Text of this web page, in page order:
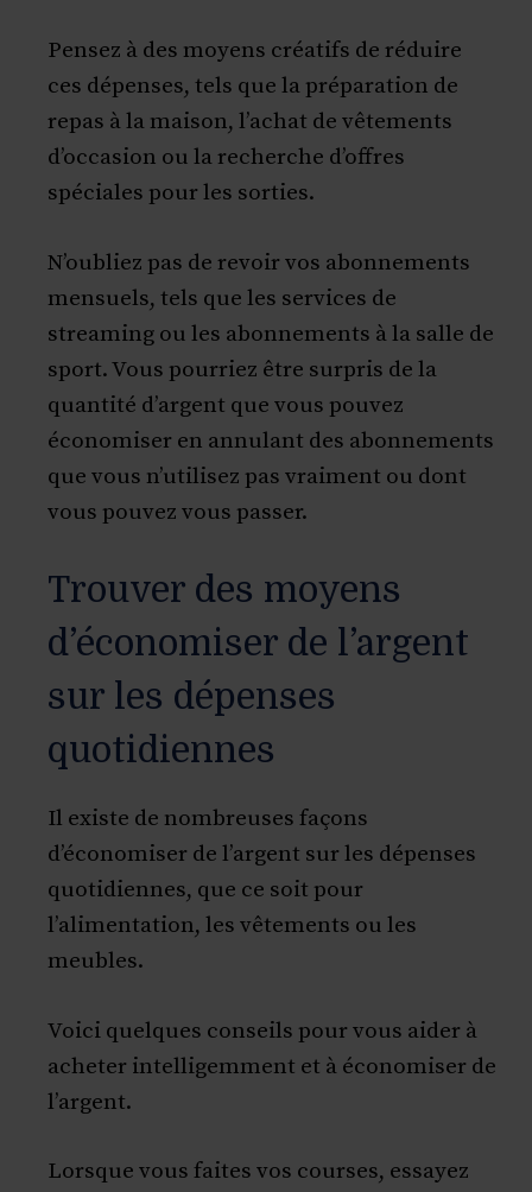
Pensez à des moyens créatifs de réduire
ces dépenses, tels que la préparation de
repas à la maison, l’achat de vêtements
d’occasion ou la recherche d’offres
spéciales pour les sorties.
N’oubliez pas de revoir vos abonnements
mensuels, tels que les services de
streaming ou les abonnements à la salle de
sport. Vous pourriez être surpris de la
quantité d’argent que vous pouvez
économiser en annulant des abonnements
que vous n’utilisez pas vraiment ou dont
vous pouvez vous passer.
Trouver des moyens
d’économiser de l’argent
sur les dépenses
quotidiennes
Il existe de nombreuses façons
d’économiser de l’argent sur les dépenses
quotidiennes, que ce soit pour
l’alimentation, les vêtements ou les
meubles.
Voici quelques conseils pour vous aider à
acheter intelligemment et à économiser de
l’argent.
Lorsque vous faites vos courses, essayez